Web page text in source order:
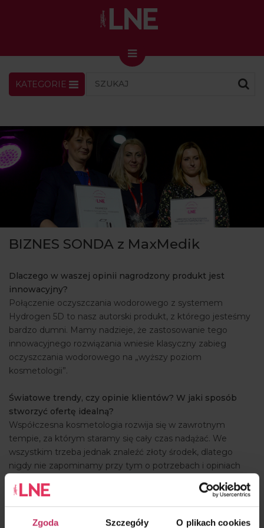
Zgoda Szczegóły O plikach cookies
LNENEWS
KONGRES I TARGI
Skin Master w Warszawie
49. edycja w Krakowie
VIDEO
PODCAST
MAGAZYN
O NAS
ARTYKUŁY
WYDARZENIA
KATEGORIE
BIZNES SONDA z MaxMedik
Dlaczego w waszej opinii nagrodzony produkt jest
innowacyjny?
Połączenie oczyszczania wodorowego z systemem
Hydrogen 5D to nasz autorski produkt, z którego jesteśmy
bardzo dumni. Mamy nadzieje, że zastosowanie tego
innowacyjnego rozwiązania wniesie klasyczny zabieg
oczyszczania wodorowego na „wyższy poziom
kosmetologii”.
Światowe trendy, czy opinie klientów? W jaki sposób
stworzyć ofertę idealną?
Współczesna kosmetologia rozwija się w zawrotnym
tempie, za którym staramy się cały czas nadążać. We
wszystkim trzeba jednak znaleźć złoty środek, dlatego
nigdy nie zapominamy przy tym o potrzebach i opiniach
Jakie 3 słowa najlepiej opisują Państwa firmę?
Funkcjonalność. Innowacyjność. Jakość.